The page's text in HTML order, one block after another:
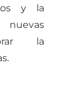
y la
la